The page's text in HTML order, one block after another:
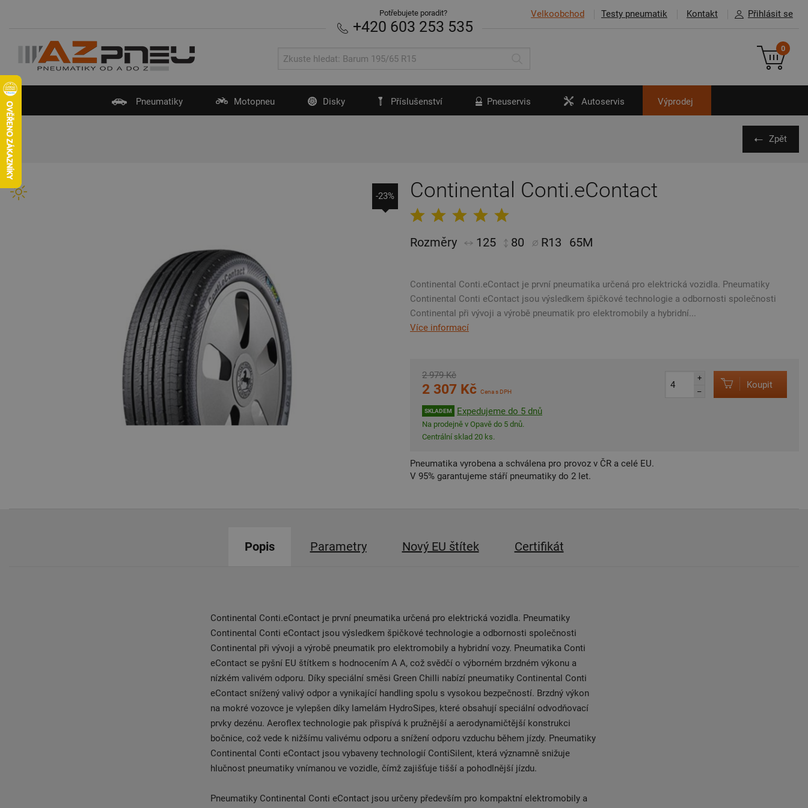
Velkoobchod Testy pneumatik Kontakt Přihlásit se
Potřebujete poradit?
+420 603 253 535
0
Pneumatiky Motopneu Disky Příslušenství Pneuservis Autoservis Výprodej
Zpět
Continental Conti.eContact
Rozměry 125 80 R13 65M
Continental Conti.eContact je první pneumatika určená pro elektrická vozidla. Pneumatiky
Continental Conti eContact jsou výsledkem špičkové technologie a odbornosti společnosti
Continental při vývoji a výrobě pneumatik pro elektromobily a hybridní...
Více informací
2 979 Kč
2 307 Kč Cena s DPH
SKLADEM Expedujeme do 5 dnů
Na prodejně v Opavě do 5 dnů.
Centrální sklad 20 ks.
+
–
Koupit
Pneumatika vyrobena a schválena pro provoz v ČR a celé EU.
V 95% garantujeme stáří pneumatiky do 2 let.
-23%
Popis Parametry Nový EU štítek Certifikát
Continental Conti.eContact je první pneumatika určená pro elektrická vozidla. Pneumatiky
Continental Conti eContact jsou výsledkem špičkové technologie a odbornosti společnosti
Continental při vývoji a výrobě pneumatik pro elektromobily a hybridní vozy. Pneumatika Conti
eContact se pyšní EU štítkem s hodnocením A A, což svědčí o výborném brzdném výkonu a
nízkém valivém odporu. Díky speciální směsi Green Chilli nabízí pneumatiky Continental Conti
eContact snížený valivý odpor a vynikající handling spolu s vysokou bezpečností. Brzdný výkon
na mokré vozovce je vylepšen díky lamelám HydroSipes, které obsahují speciální odvodňovací
prvky dezénu. Aeroflex technologie pak přispívá k pružnější a aerodynamičtější konstrukci
bočnice, což vede k nižšímu valivému odporu a snížení odporu vzduchu během jízdy. Pneumatiky
Continental Conti eContact jsou vybaveny technologií ContiSilent, která významně snižuje
hlučnost pneumatiky vnímanou ve vozidle, čímž zajišťuje tišší a pohodlnější jízdu.
Pneumatiky Continental Conti eContact jsou určeny především pro kompaktní elektromobily a